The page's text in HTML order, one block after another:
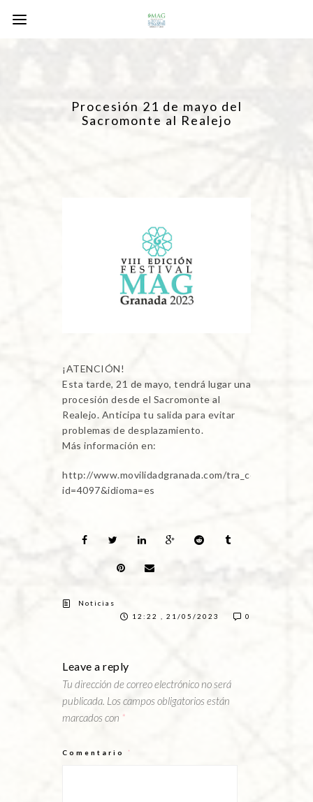
Procesión 21 de mayo del
Sacromonte al Realejo
¡ATENCIÓN!
Esta tarde, 21 de mayo, tendrá lugar una
procesión desde el Sacromonte al
Realejo. Anticipa tu salida para evitar
problemas de desplazamiento.
Más información en:
http://www.movilidadgranada.com/tra_corte.php?
id=4097&idioma=es
Noticias
12:22 , 21/05/2023
0
Leave a reply
Tu dirección de correo electrónico no será
publicada. Los campos obligatorios están
marcados con *
Comentario *